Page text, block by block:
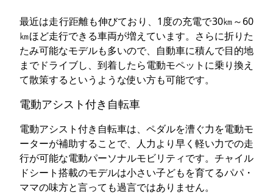
最近は走行距離も伸びており、1度の充電で30㎞～60
㎞ほど走行できる車両が増えています。さらに折りた
たみ可能なモデルも多いので、自動車に積んで目的地
までドライブし、到着したら電動モペットに乗り換え
て散策するというような使い方も可能です。
電動アシスト付き自転車
電動アシスト付き自転車は、ペダルを漕ぐ力を電動モ
ーターが補助することで、人力より早く軽い力での走
行が可能な電動パーソナルモビリティです。チャイル
ドシート搭載のモデルは小さい子どもを育てるパパ・
ママの味方と言っても過言ではありません。